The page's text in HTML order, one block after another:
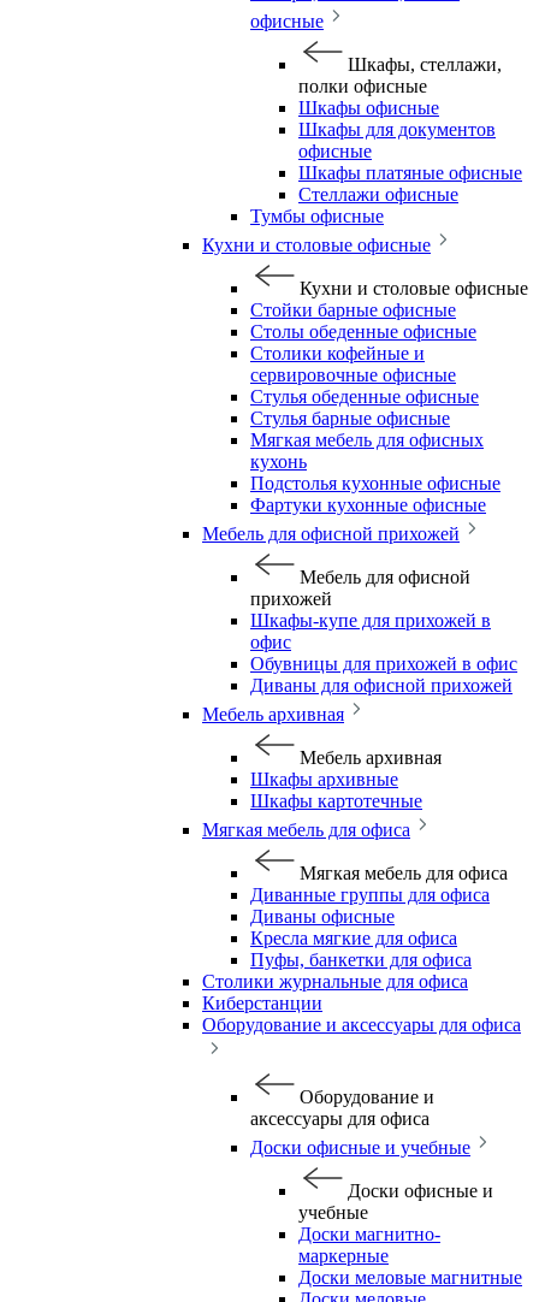
офисные
Шкафы, стеллажи,
полки офисные
Шкафы офисные
Шкафы для документов
офисные
Шкафы платяные офисные
Стеллажи офисные
Тумбы офисные
Кухни и столовые офисные
Кухни и столовые офисные
Стойки барные офисные
Столы обеденные офисные
Столики кофейные и
сервировочные офисные
Стулья обеденные офисные
Стулья барные офисные
Мягкая мебель для офисных
кухонь
Подстолья кухонные офисные
Фартуки кухонные офисные
Мебель для офисной прихожей
Мебель для офисной
прихожей
Шкафы-купе для прихожей в
офис
Обувницы для прихожей в офис
Диваны для офисной прихожей
Мебель архивная
Мебель архивная
Шкафы архивные
Шкафы картотечные
Мягкая мебель для офиса
Мягкая мебель для офиса
Диванные группы для офиса
Диваны офисные
Кресла мягкие для офиса
Пуфы, банкетки для офиса
Столики журнальные для офиса
Киберстанции
Оборудование и аксессуары для офиса
Оборудование и
аксессуары для офиса
Доски офисные и учебные
Доски офисные и
учебные
Доски магнитно-
маркерные
Доски меловые магнитные